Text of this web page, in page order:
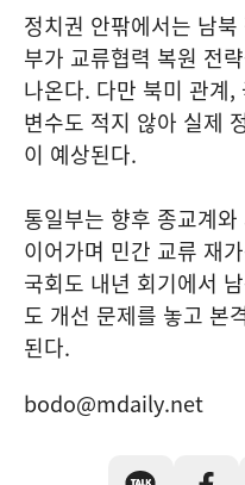
정치권 안팎에서는 남
부가 교류협력 복원 전
나온다. 다만 북미 관계
변수도 적지 않아 실제
이 예상된다.
통일부는 향후 종교계
이어가며 민간 교류 재
국회도 내년 회기에서
도 개선 문제를 놓고 본
된다.
bodo@mdaily.net